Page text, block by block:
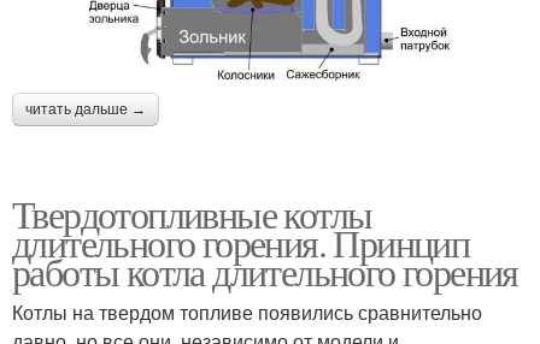
читать дальше →
Твердотопливные котлы
длительного горения. Принцип
работы котла длительного горения
Котлы на твердом топливе появились сравнительно